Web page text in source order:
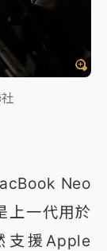
Neo
上一代用於
支援Apple